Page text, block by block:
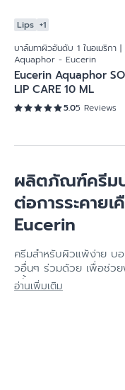
Lips +1
บาล์มทาผิวอันดับ 1 ในอเมริกา |
Aquaphor - Eucerin
Eucerin Aquaphor SOS
ผลิตภัณฑ์ครีมบ
ต่อการระคายเ
Eucerin
ครีมสำหรับผิวแพ้ง่าย บอ